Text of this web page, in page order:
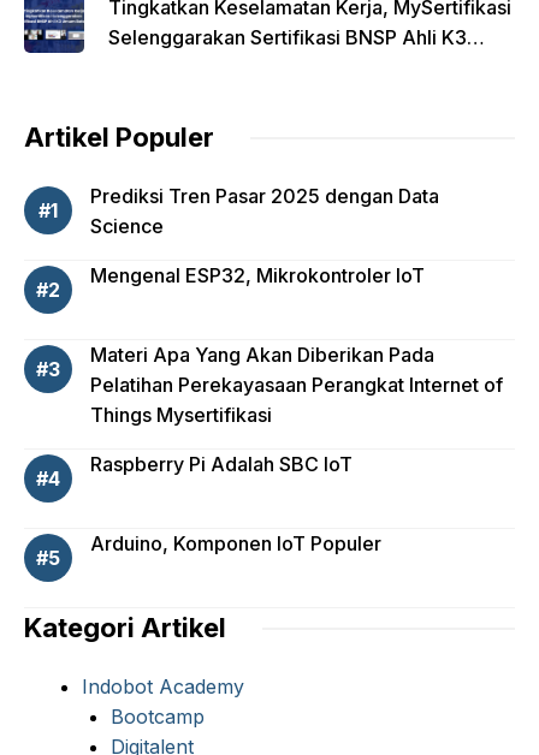
Tingkatkan Keselamatan Kerja, MySertifikasi
Selenggarakan Sertifikasi BNSP Ahli K3
Artikel Populer
Prediksi Tren Pasar 2025 dengan Data
Science
Mengenal ESP32, Mikrokontroler IoT
Materi Apa Yang Akan Diberikan Pada
Pelatihan Perekayasaan Perangkat Internet of
Things Mysertifikasi
Raspberry Pi Adalah SBC IoT
Arduino, Komponen IoT Populer
Kategori Artikel
Indobot Academy
Bootcamp
Digitalent